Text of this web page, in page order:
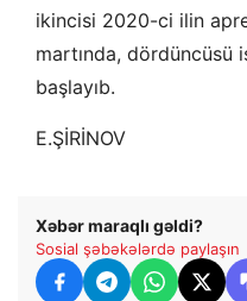
ikincisi 2020-ci ilin
martında, dördüncüsü
başlayıb.
E.ŞİRİNOV
Xəbər maraqlı gəldi?
Sosial şəbəkələrdə paylaşın